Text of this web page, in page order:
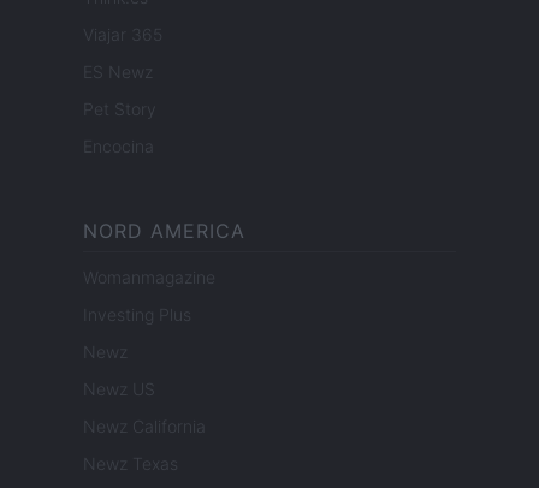
Viajar 365
ES Newz
Pet Story
Encocina
NORD AMERICA
Womanmagazine
Investing Plus
Newz
Newz US
Newz California
Newz Texas